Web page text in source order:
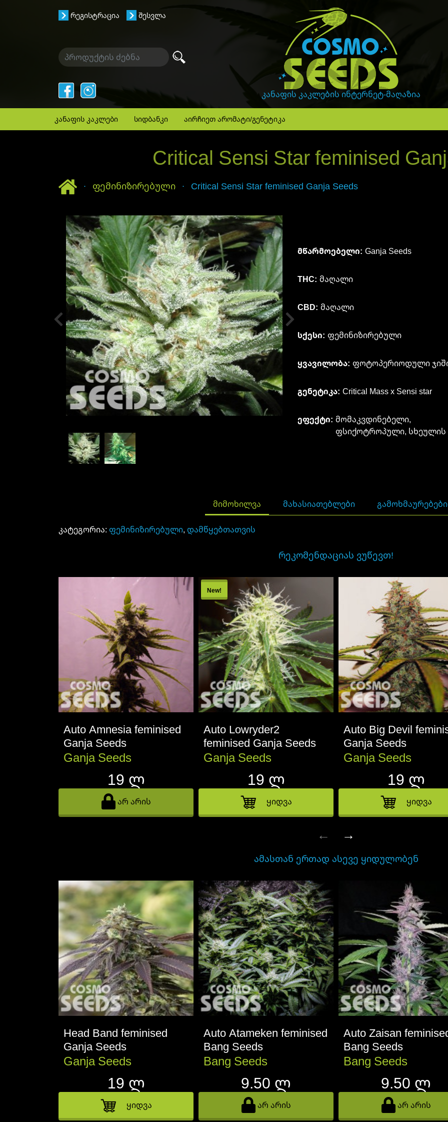
GanjaLiveSeeds
კანაფის კაკლების ინტერნეტ-მაღაზია
რეგისტრაცია შესვლა
კანაფის კაკლები სიდბანკი აირჩიეთ არომატი/გენეტიკა
Critical Sensi Star feminised
მთავარიფემინიზირებული Critical Sensi Star feminised Ganja Seeds
მწარმოებელი: Ganja Seeds
THC: მაღალი
CBD: მაღალი
სქესი: ფემინიზირებული
ყვავილობა: ფოტოპერიოდული
გენეტიკა: Critical Mass x Sensi star
ეფექტი: მომაკვდინებელი,
ფსიქოტროპული, სხეულის
ᲛᲘᲛᲝᲮᲘᲚᲕᲐ ᲛᲐᲮᲐᲡᲘᲐᲗᲔᲑᲚᲔᲑᲘ ᲒᲐᲛᲝᲮᲛᲐᲣᲠᲔᲑᲔᲑᲘ
კატეგორია: ფემინიზირებული, დამწყებთათვის
ᲠᲔᲙᲝᲛᲔᲜᲓᲐᲪᲘᲐᲡ ᲕᲣᲬᲔᲕᲗ!
Auto Amnesia feminised
Ganja Seeds
Ganja Seeds
19 ლ
არ არის
New!
Auto Lowryder2
feminised Ganja Seeds
Ganja Seeds
19 ლ
ყიდვა
Auto Big Devil
Ganja Seeds
Ganja Seeds
19 ლ
ყიდვა
← →
ᲐᲛᲐᲡᲗᲐᲜ ᲔᲠᲗᲐᲓ ᲐᲡᲔᲕᲔ ᲧᲘᲓᲣᲚᲝᲑᲔᲜ
Head Band feminised
Ganja Seeds
Ganja Seeds
19 ლ
ყიდვა
Auto Atameken feminised
Bang Seeds
Bang Seeds
9.50 ლ
არ არის
Auto Zaisan
Bang Seeds
Bang Seeds
9.50 ლ
არ არის